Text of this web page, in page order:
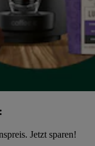
Jetzt sparen!